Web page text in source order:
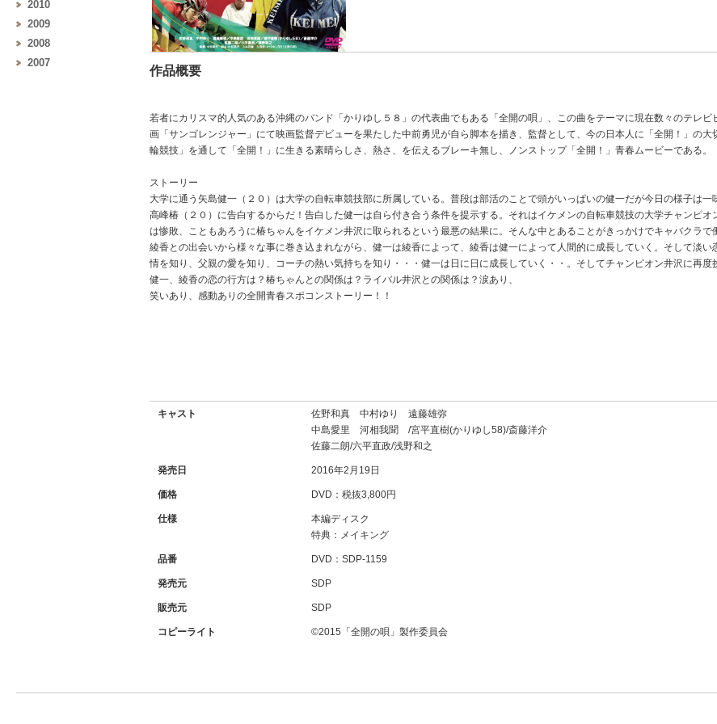
2010
2009
2008
2007
作品概要
若者にカリスマ的人気のある沖縄のバンド「かりゆし５８」の代表曲でもある「全開の唄」、この曲をテーマに現在数々のテレ
画「サンゴレンジャー」にて映画監督デビューを果たした中前勇児が自ら脚本を描き、監督として、今の日本人に「全開！」の
輪競技」を通して「全開！」に生きる素晴らしさ、熱さ、を伝えるブレーキ無し、ノンストップ「全開！」青春ムービーである。
ストーリー
大学に通う矢島健一（２０）は大学の自転車競技部に所属している。普段は部活のことで頭がいっぱいの健一だが今日の様子は
高峰椿（２０）に告白するからだ！告白した健一は自ら付き合う条件を提示する。それはイケメンの自転車競技の大学チャンピ
は惨敗、こともあろうに椿ちゃんをイケメン井沢に取られるという最悪の結果に。そんな中とあることがきっかけでキャバクラで
綾香との出会いから様々な事に巻き込まれながら、健一は綾香によって、綾香は健一によって人間的に成長していく。そして淡
情を知り、父親の愛を知り、コーチの熱い気持ちを知り・・・健一は日に日に成長していく・・。そしてチャンピオン井沢に再度
健一、綾香の恋の行方は？椿ちゃんとの関係は？ライバル井沢との関係は？涙あり、
笑いあり、感動ありの全開青春スポコンストーリー！！
キャスト
佐野和真 中村ゆり 遠藤雄弥
中島愛里 河相我聞 /宮平直樹(かりゆし58)/斎藤洋介
佐藤二朗/六平直政/浅野和之
発売日 2016年2月19日
価格 DVD：税抜3,800円
仕様
本編ディスク
特典：メイキング
品番 DVD：SDP-1159
発売元 SDP
販売元 SDP
コピーライト ©2015「全開の唄」製作委員会